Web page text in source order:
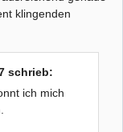
klingenden
schrieb:
ich mich